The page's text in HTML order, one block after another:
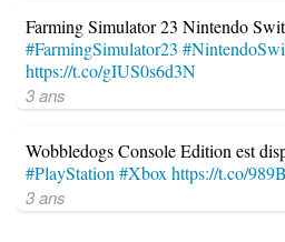
Farming Simulator 23 Nintendo
#FarmingSimulator23
https://t.co/gIUS0s6d3N
3 ans
Wobbledogs Console Edition est
#PlayStation#Xboxhttps://t.co/
3 ans